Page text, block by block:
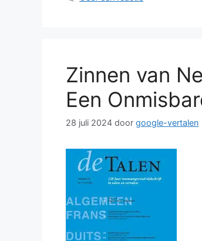
Zinnen van
Een
28 juli 2024 door google-vertalen